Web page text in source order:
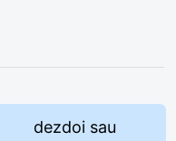
dezdoi sau